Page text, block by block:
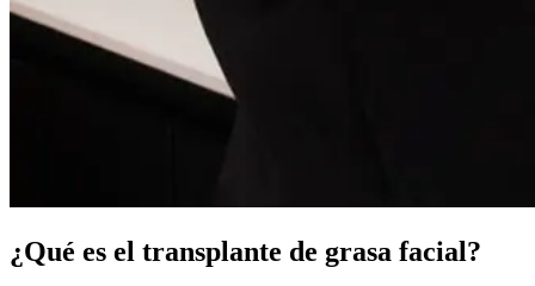
¿Qué es el transplante de grasa facial?